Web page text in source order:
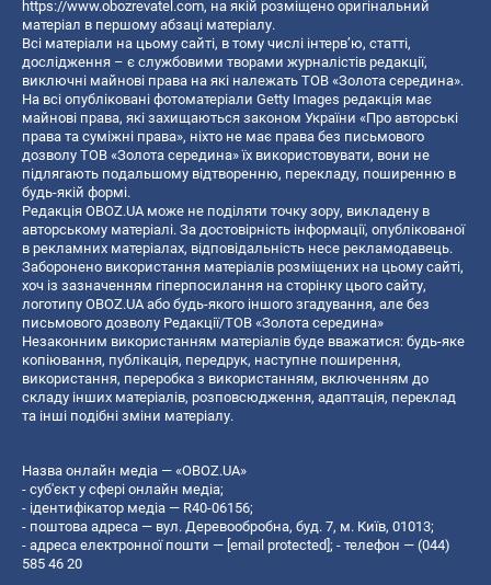
https://www.obozrevatel.com, на якій розміщено оригінальний
матеріал в першому абзаці матеріалу.
Всі матеріали на цьому сайті, в тому числі інтерв’ю, статті,
дослідження – є службовими творами журналістів редакції,
виключні майнові права на які належать ТОВ «Золота середина».
На всі опубліковані фотоматеріали Getty Images редакція має
майнові права, які захищаються законом України «Про авторські
права та суміжні права», ніхто не має права без письмового
дозволу ТОВ «Золота середина» їх використовувати, вони не
підлягають подальшому відтворенню, перекладу, поширенню в
будь-якій формі.
Редакція OBOZ.UA може не поділяти точку зору, викладену в
авторському матеріалі. За достовірність інформації, опублікованої
в рекламних матеріалах, відповідальність несе рекламодавець.
Заборонено використання матеріалів розміщених на цьому сайті,
хоч із зазначенням гіперпосилання на сторінку цього сайту,
логотипу OBOZ.UA або будь-якого іншого згадування, але без
письмового дозволу Редакції/ТОВ «Золота середина»
Незаконним використанням матеріалів буде вважатися: будь-яке
копiювання, публiкацiя, передрук, наступне поширення,
використання, переробка з використанням, включенням до
складу інших матеріалів, розповсюдження, адаптація, переклад
та інші подібні зміни матеріалу.
Назва онлайн медіа — «OBOZ.UA»
- суб'єкт у сфері онлайн медіа;
- ідентифікатор медіа — R40-06156;
- поштова адреса — вул. Деревообробна, буд. 7, м. Київ, 01013;
- адреса електронної пошти — [email protected]; - телефон — (044)
585 46 20